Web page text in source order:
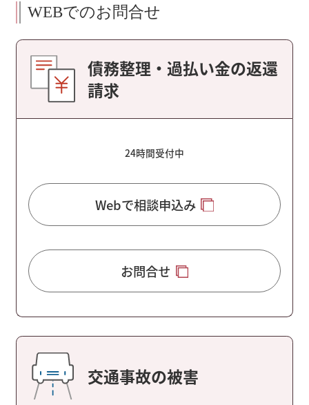
WEBでのお問合せ
債務整理・過払い金の返還
請求
24時間受付中
Webで相談申込み
お問合せ
交通事故の被害